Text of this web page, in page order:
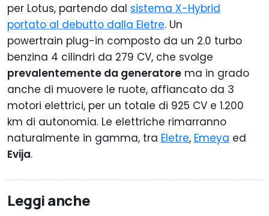
per Lotus, partendo dal sistema X-Hybrid
portato al debutto dalla Eletre. Un
powertrain plug-in composto da un 2.0 turbo
benzina 4 cilindri da 279 CV, che svolge
prevalentemente da generatore ma in grado
anche di muovere le ruote, affiancato da 3
motori elettrici, per un totale di 925 CV e 1.200
km di autonomia. Le elettriche rimarranno
naturalmente in gamma, tra Eletre, Emeya ed
Evija.
Leggi anche